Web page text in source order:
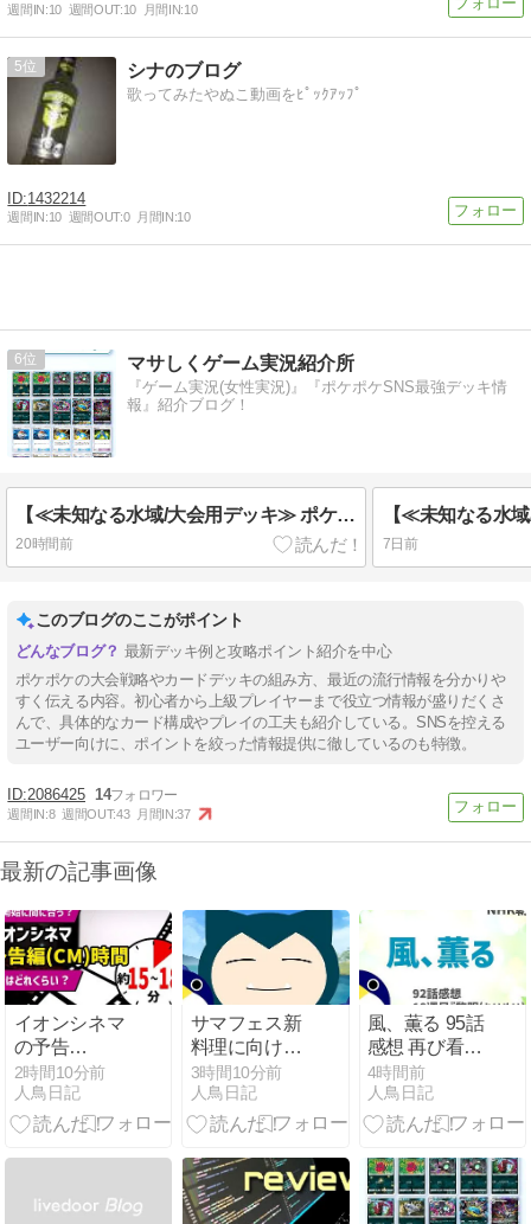
週間IN:10 週間OUT:10 月間IN:10
5 シナのブログ
歌ってみたやぬこ動画をﾋﾟｯｸｱｯﾌﾟ
1432214
週間IN:10 週間OUT:0 月間IN:10
6 マサしくゲーム実況紹介所
『ゲーム実況(女性実況)』『ポケポケSNS最強デッキ情
報』紹介ブログ！
【≪未知なる水域/大会用デッキ≫ ポケポケ攻略『タギングル/ペンドラー/アクジキングex』紹介】(2025/09/29 [vol.13])
20時間前 7日前
このブログのここがポイント
最新デッキ例と攻略ポイント紹介を中心
ポケポケの大会戦略やカードデッキの組み方、最近の流行情報を分かりや
すく伝える内容。初心者から上級プレイヤーまで役立つ情報が盛りだくさ
んで、具体的なカード構成やプレイの工夫も紹介している。SNSを控える
ユーザー向けに、ポイントを絞った情報提供に徹しているのも特徴。
2086425 14
週間IN:8 週間OUT:43 月間IN:37
最新の記事画像
イオンシネマ
の予告
（CM）時間
は何分？上映
開始時間に遅
2時間10分前
人鳥日記
サマフェス新
料理に向けて
素材を貯め始
める 1112日目
プレイ感想
3時間10分前
人鳥日記
風、薫る 95話
感想 再び看護
婦を目指すり
ん 19週目『黎
明(れいめい)
【NHK2026年
前期朝ドラ】
4時間前
人鳥日記